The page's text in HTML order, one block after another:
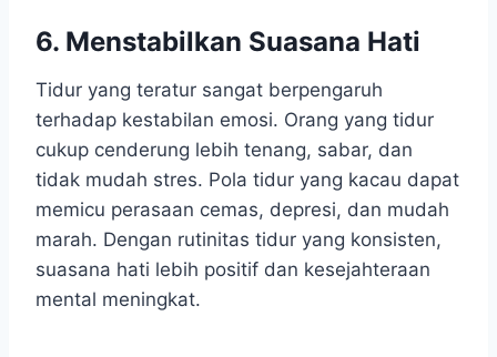
6. Menstabilkan Suasana Hati
Tidur yang teratur sangat berpengaruh
terhadap kestabilan emosi. Orang yang tidur
cukup cenderung lebih tenang, sabar, dan
tidak mudah stres. Pola tidur yang kacau dapat
memicu perasaan cemas, depresi, dan mudah
marah. Dengan rutinitas tidur yang konsisten,
suasana hati lebih positif dan kesejahteraan
mental meningkat.